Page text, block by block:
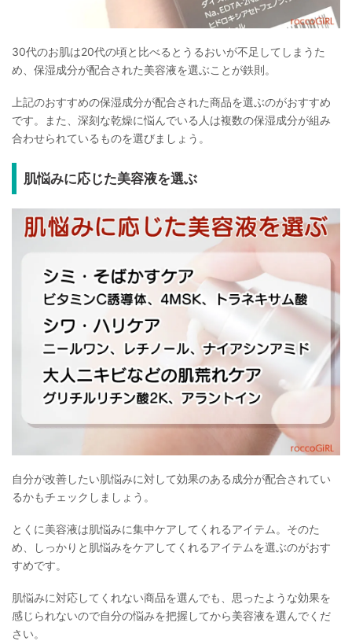
30代のお肌は20代の頃と比べるとうるおいが不足してしまうた
め、保湿成分が配合された美容液を選ぶことが鉄則。
上記のおすすめの保湿成分が配合された商品を選ぶのがおすすめ
です。また、深刻な乾燥に悩んでいる人は複数の保湿成分が組み
合わせられているものを選びましょう。
肌悩みに応じた美容液を選ぶ
自分が改善したい肌悩みに対して効果のある成分が配合されてい
るかもチェックしましょう。
とくに美容液は肌悩みに集中ケアしてくれるアイテム。そのた
め、しっかりと肌悩みをケアしてくれるアイテムを選ぶのがおす
すめです。
肌悩みに対応してくれない商品を選んでも、思ったような効果を
感じられないので自分の悩みを把握してから美容液を選んでくだ
さい。